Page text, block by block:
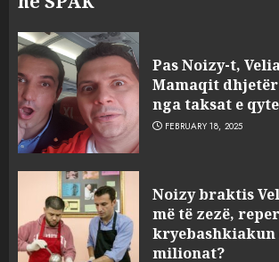
Pas Noizy-t,
Mamaqit
nga taksat e
FEBRUARY 18, 2025
Noizy braktis
më të zezë,
kryebashkiakun
milionat?
sulmuan “One
ngjarja u fsheh.
serverat?
MARCH 25, 2025